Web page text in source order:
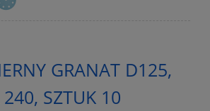
GRANAT D125,
240, SZTUK 10